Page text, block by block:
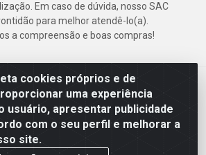
cookies próprios e de
uma experiência
usuário, apresentar publicidade
com o seu perfil e melhorar a
site.
Em caso de dúvida, nosso SAC
para melhor atendê-lo(a).
a compreensão e boas compras!
Marechal Mascarenhas de Morais, 2471 -
- CEP 51.150-001 - CNPJ 24.150.377/0003-
57